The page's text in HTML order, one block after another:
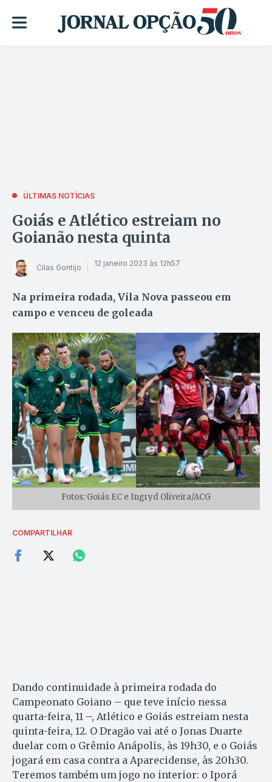
ÚLTIMAS NOTÍCIAS
Goiás e Atlético estreiam no
Goianão nesta quinta
Cilas Gontijo 12 janeiro 2023 às 12h57
Na primeira rodada, Vila Nova passeou em
campo e venceu de goleada
Fotos: Goiás EC e Ingryd Oliveira/ACG
COMPARTILHAR
Dando continuidade à primeira rodada do
Campeonato Goiano – que teve início nessa
quarta-feira, 11 –, Atlético e Goiás estreiam nesta
quinta-feira, 12. O Dragão vai até o Jonas Duarte
duelar com o Grêmio Anápolis, às 19h30, e o Goiás
jogará em casa contra a Aparecidense, às 20h30.
Teremos também um jogo no interior: o Iporá